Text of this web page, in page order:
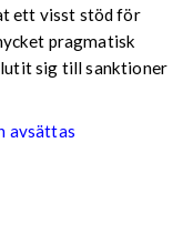
ett visst stöd för
pragmatisk
sig till sanktioner
avsättas